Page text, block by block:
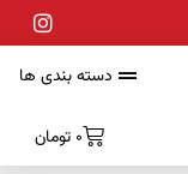
دسته بندی ها
0 تومان